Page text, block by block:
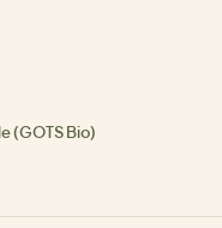
(GOTS Bio)